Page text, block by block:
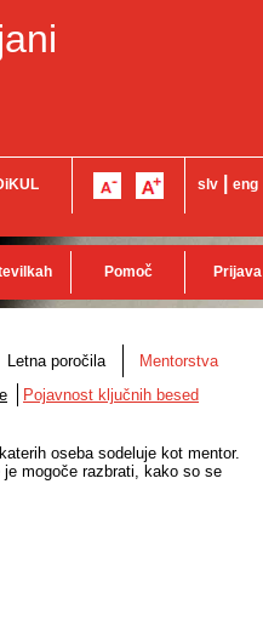
slv eng
Pomoč Prijava
Letna poročila
Mentorstva
Pojavnost ključnih besed
oseba sodeluje kot mentor.
mogoče razbrati, kako so se